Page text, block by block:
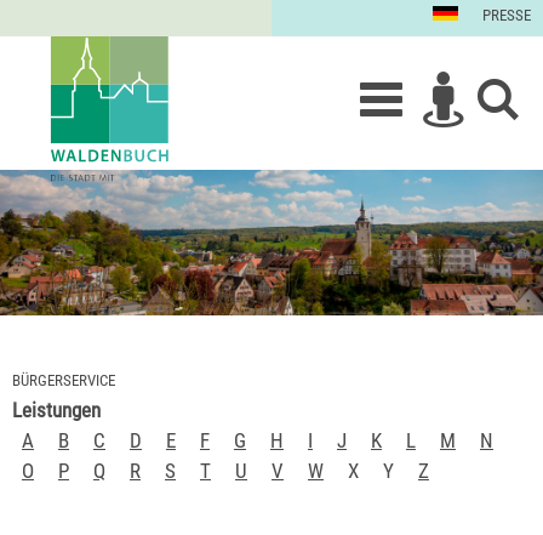
PRESSE
BÜRGERSERVICE
Leistungen
A
B C D E F G H I J K L M
N
O
P Q R S T U V W X Y Z